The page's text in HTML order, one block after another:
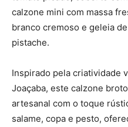
calzone mini com massa
branco cremoso e geleia
pistache.
Inspirado pela criatividade
Joaçaba, este calzone
artesanal com o toque
salame, copa e pesto,